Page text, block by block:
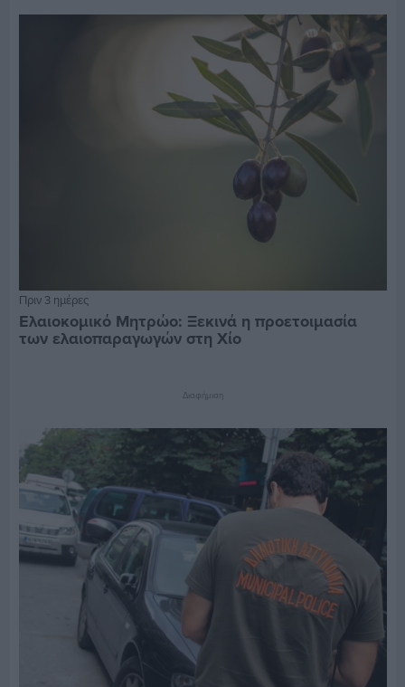
Πριν 3 ημέρες
Ελαιοκομικό Μητρώο: Ξεκινά η προετοιμασία
των ελαιοπαραγωγών στη Χίο
Διαφήμιση